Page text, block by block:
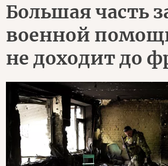
Большая часть
военной
не доходит до